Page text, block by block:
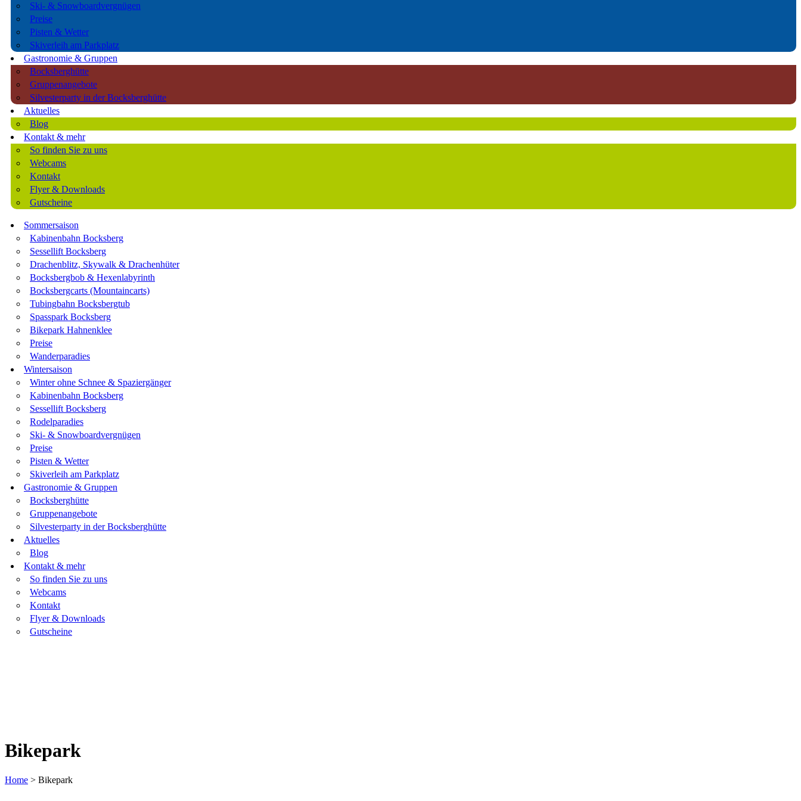
Ski- & Snowboardvergnügen
Preise
Pisten & Wetter
Skiverleih am Parkplatz
Gastronomie & Gruppen
Bocksberghütte
Gruppenangebote
Silvesterparty in der Bocksberghütte
Aktuelles
Blog
Kontakt & mehr
So finden Sie zu uns
Webcams
Kontakt
Flyer & Downloads
Gutscheine
Sommersaison
Kabinenbahn Bocksberg
Sessellift Bocksberg
Drachenblitz, Skywalk & Drachenhüter
Bocksbergbob & Hexenlabyrinth
Bocksbergcarts (Mountaincarts)
Tubingbahn Bocksbergtub
Spasspark Bocksberg
Bikepark Hahnenklee
Preise
Wanderparadies
Wintersaison
Winter ohne Schnee & Spaziergänger
Kabinenbahn Bocksberg
Sessellift Bocksberg
Rodelparadies
Ski- & Snowboardvergnügen
Preise
Pisten & Wetter
Skiverleih am Parkplatz
Gastronomie & Gruppen
Bocksberghütte
Gruppenangebote
Silvesterparty in der Bocksberghütte
Aktuelles
Blog
Kontakt & mehr
So finden Sie zu uns
Webcams
Kontakt
Flyer & Downloads
Gutscheine
Bikepark
Home > Bikepark